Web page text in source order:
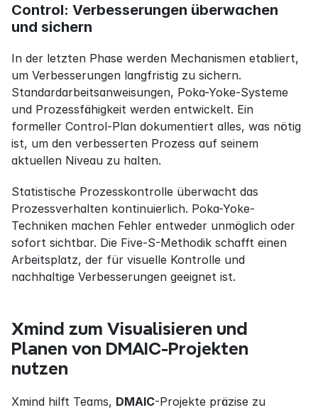
Control: Verbesserungen überwachen
und sichern
In der letzten Phase werden Mechanismen etabliert,
um Verbesserungen langfristig zu sichern.
Standardarbeitsanweisungen, Poka-Yoke-Systeme
und Prozessfähigkeit werden entwickelt. Ein
formeller Control-Plan dokumentiert alles, was nötig
ist, um den verbesserten Prozess auf seinem
aktuellen Niveau zu halten.
Statistische Prozesskontrolle überwacht das
Prozessverhalten kontinuierlich. Poka-Yoke-
Techniken machen Fehler entweder unmöglich oder
sofort sichtbar. Die Five-S-Methodik schafft einen
Arbeitsplatz, der für visuelle Kontrolle und
nachhaltige Verbesserungen geeignet ist.
Xmind zum Visualisieren und
Planen von DMAIC-Projekten
nutzen
Xmind hilft Teams, DMAIC-Projekte präzise zu